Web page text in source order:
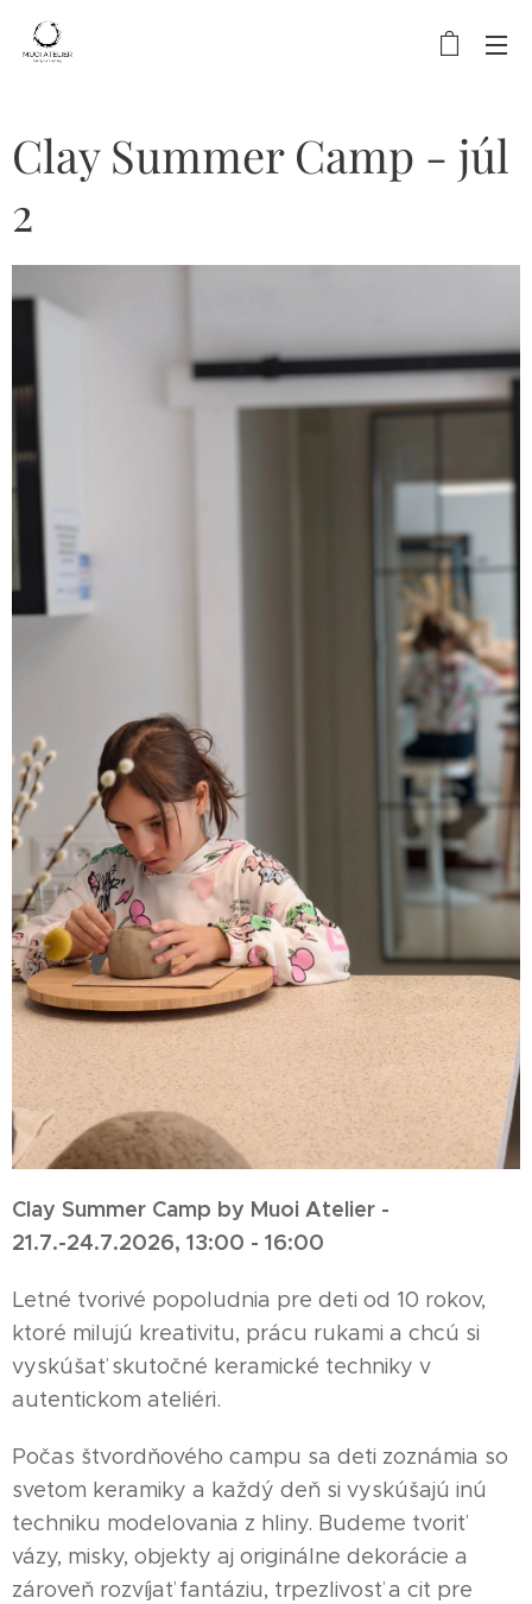
Clay Summer Camp - júl
2
Clay Summer Camp by Muoi Atelier -
21.7.-24.7.2026, 13:00 - 16:00
Letné tvorivé popoludnia pre deti od 10 rokov,
ktoré milujú kreativitu, prácu rukami a chcú si
vyskúšať skutočné keramické techniky v
autentickom ateliéri.
Počas štvordňového campu sa deti zoznámia so
svetom keramiky a každý deň si vyskúšajú inú
techniku modelovania z hliny. Budeme tvoriť
vázy, misky, objekty aj originálne dekorácie a
zároveň rozvíjať fantáziu, trpezlivosť a cit pre